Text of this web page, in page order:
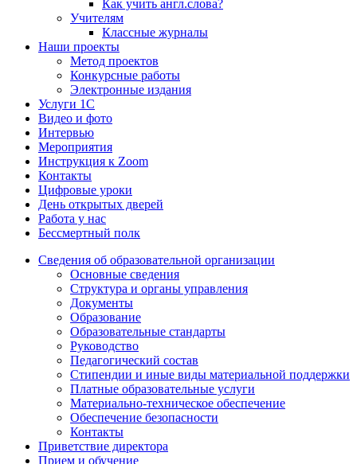
Как учить англ.слова?
Учителям
Классные журналы
Наши проекты
Метод проектов
Конкурсные работы
Электронные издания
Услуги 1C
Видео и фото
Интервью
Мероприятия
Инструкция к Zoom
Контакты
Цифровые уроки
День открытых дверей
Работа у нас
Бессмертный полк
Сведения об образовательной организации
Основные сведения
Структура и органы управления
Документы
Образование
Образовательные стандарты
Руководство
Педагогический состав
Стипендии и иные виды материальной поддержки
Платные образовательные услуги
Материально-техническое обеспечение
Обеспечение безопасности
Контакты
Приветствие директора
Прием и обучение